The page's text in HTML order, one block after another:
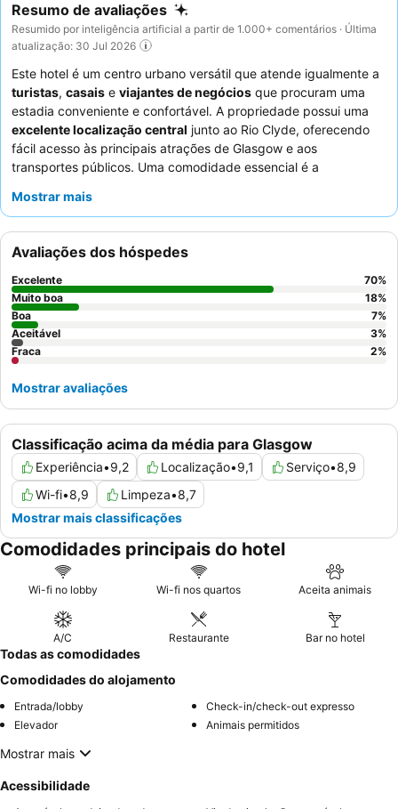
Resumo de avaliações
Resumido por inteligência artificial a partir de 1.000+ comentários · Última
atualização: 30 Jul 2026
Este hotel é um centro urbano versátil que atende igualmente a
turistas, casais e viajantes de negócios que procuram uma
estadia conveniente e confortável. A propriedade possui uma
excelente localização central junto ao Rio Clyde, oferecendo
fácil acesso às principais atrações de Glasgow e aos
transportes públicos. Uma comodidade essencial é a
partilhados, proporcionando uma conveniência inesperada aos
funcionários simpáticos e prestativos
pequeno-almoço , que inclui opções quentes e frias. Para uma
experiência mais tranquila, considere solicitar um quarto virado
para o jardim.
Mostrar mais
Classificação acima da média para Glasgow
Experiência•9,2 Localização•9,1 Serviço•8,9
Wi-fi•8,9 Limpeza•8,7
Mostrar mais classificações
Avaliações dos hóspedes
Excelente 70%
Muito boa
18%
Boa
7%
Aceitável
3%
Fraca
2%
Mostrar avaliações
Comodidades principais do hotel
Wi-fi no lobby Wi-fi nos quartos Aceita animais
A/C Restaurante Bar no hotel
Todas as comodidades
Comodidades do alojamento
Entrada/lobby
Check-in/check-out expresso
Elevador
Animais permitidos
Mostrar mais
Acessibilidade